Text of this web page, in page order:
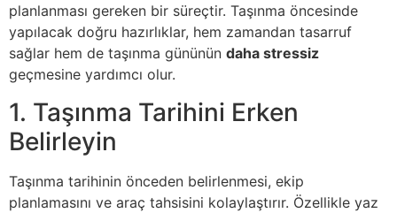
planlanması gereken bir süreçtir. Taşınma öncesinde
yapılacak doğru hazırlıklar, hem zamandan tasarruf
sağlar hem de taşınma gününün daha stressiz
geçmesine yardımcı olur.
1. Taşınma Tarihini Erken
Belirleyin
Taşınma tarihinin önceden belirlenmesi, ekip
planlamasını ve araç tahsisini kolaylaştırır. Özellikle yaz